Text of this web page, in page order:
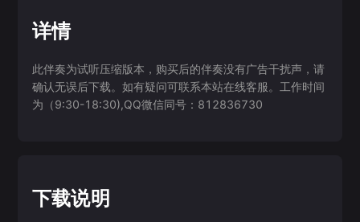
详情
此伴奏为试听压缩版本，购买后的伴奏没有广告干扰声，请
确认无误后下载。如有疑问可联系本站在线客服。工作时间
为（9:30-18:30),QQ微信同号：812836730
下载说明